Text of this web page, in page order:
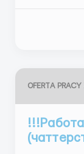
OFERTA